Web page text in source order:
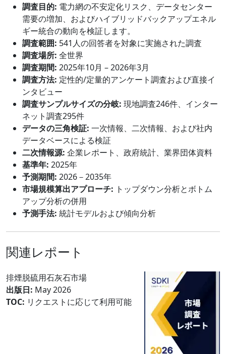
調査目的: 電力網の不安定化リスク、データセンター
需要の増加、およびハイブリッドバックアップエネル
ギー統合の動向を検証します。
調査範囲: 541人の回答者を対象に実施された調査
調査場所: 全世界
調査期間: 2025年10月 – 2026年3月
調査方法: 定性的/定量的アンケート調査および直接イ
ンタビュー
調査サンプルサイズの分岐: 現地調査246件、インター
ネット調査295件
データの三角検証: 一次情報、二次情報、および社内
データベースによる検証
二次情報源: 企業レポート、政府統計、業界団体資料
基準年: 2025年
予測期間: 2026－2035年
市場規模算出アプローチ: トップダウン分析とボトム
アップ分析の併用
予測手法: 統計モデルおよび傾向分析
関連レポート
排煙脱硫用石灰石市場
出版日: May 2026
TOC: リクエストに応じて利用可能